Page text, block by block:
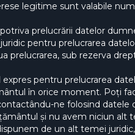
legitime sunt valabile
prelucrării datelor
pentru prelucrarea
prelucrarea, sub rezerva
pentru prelucrarea
în orice moment. Poți
ne folosind datele
și nu avem niciun alt
de un alt temei